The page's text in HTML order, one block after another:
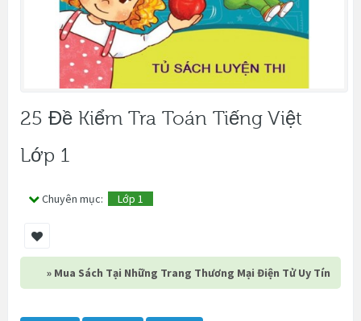
25 Đề Kiểm Tra Toán Tiếng Việt
Lớp 1
Chuyên mục: Lớp 1
» Mua Sách Tại Những Trang Thương Mại Điện Tử Uy Tín